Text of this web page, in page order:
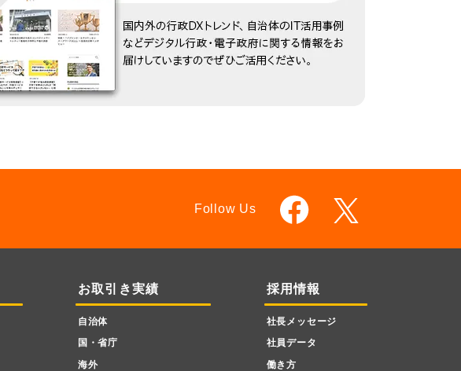
お取引き実績
自治体
国・省庁
海外
採用情報
社長メッセージ
社員データ
働き方
Follow Us